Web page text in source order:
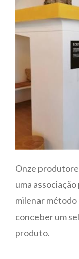
Onze
uma
milenar método
conceber um
produto.